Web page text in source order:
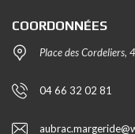
COORDONNÉES
Place des
04 66 32 02 81